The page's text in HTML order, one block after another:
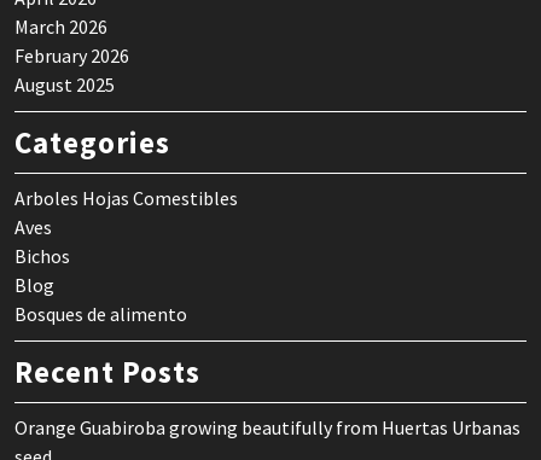
March 2026
February 2026
August 2025
Categories
Arboles Hojas Comestibles
Aves
Bichos
Blog
Bosques de alimento
Recent Posts
Orange Guabiroba growing beautifully from Huertas Urbanas